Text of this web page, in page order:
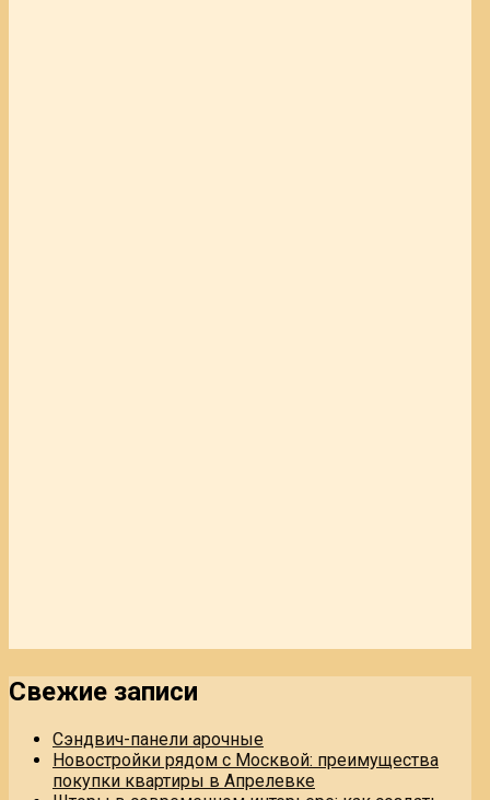
Свежие записи
Сэндвич-панели арочные
Новостройки рядом с Москвой: преимущества
покупки квартиры в Апрелевке